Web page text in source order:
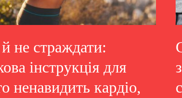
й не страждати:
інструкція для
ненавидить кардіо,